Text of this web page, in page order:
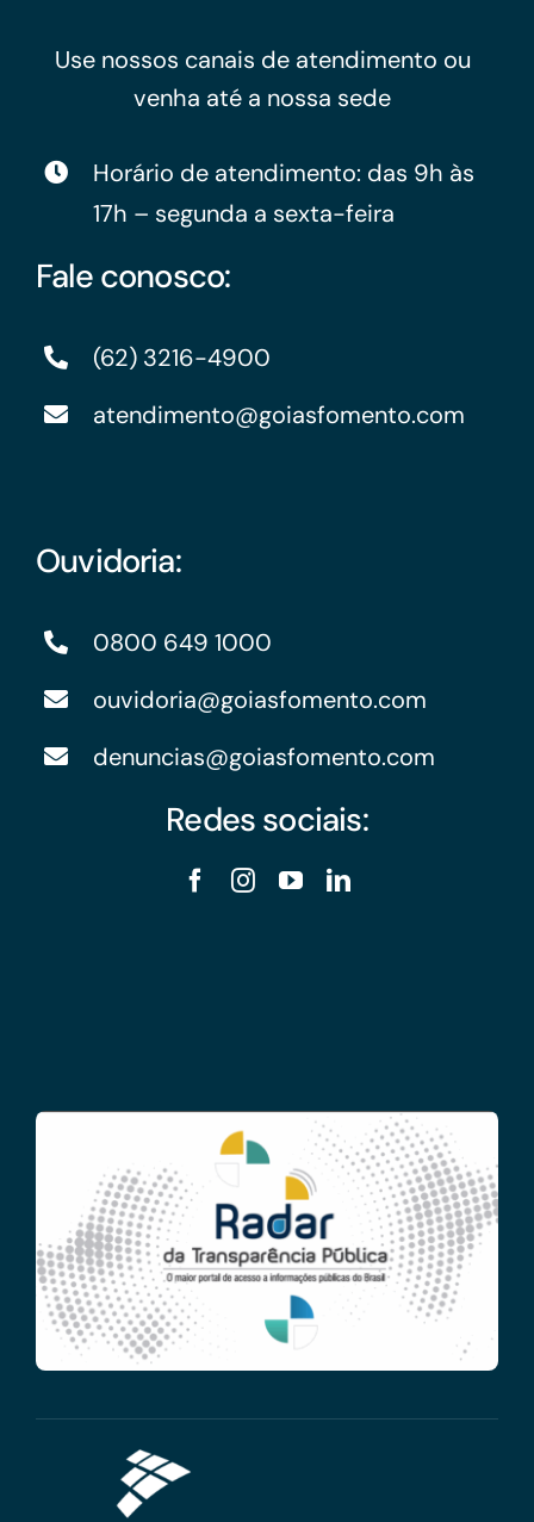
Use nossos canais de atendimento ou
venha até a nossa sede
Horário de atendimento: das 9h às
17h – segunda a sexta-feira
Fale conosco:
(62) 3216-4900
atendimento@goiasfomento.com
Ouvidoria:
0800 649 1000
ouvidoria@goiasfomento.com
denuncias@goiasfomento.com
Redes sociais: